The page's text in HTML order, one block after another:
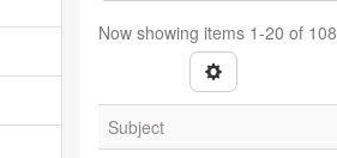
Now showing items 1-20 of 108
Subject